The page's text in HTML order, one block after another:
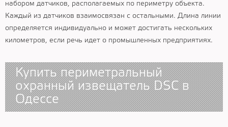
набором датчиков, располагаемых по периметру объекта.
Каждый из датчиков взаимосвязан с остальными. Длина линии
определяется индивидуально и может достигать нескольких
километров, если речь идет о промышленных предприятиях.
Купить периметральный
охранный извещатель DSC в
Одессе